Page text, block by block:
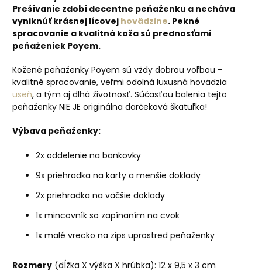
Prešívanie zdobí decentne peňaženku a necháva
vyniknúť krásnej lícovej hovädzine. Pekné
spracovanie a kvalitná koža sú prednosťami
peňaženiek Poyem.
Kožené peňaženky Poyem sú vždy dobrou voľbou –
kvalitné spracovanie, veľmi odolná luxusná hovädzia
useň, a tým aj dlhá životnosť. Súčasťou balenia tejto
peňaženky NIE JE originálna darčeková škatuľka!
Výbava peňaženky:
2x oddelenie na bankovky
9x priehradka na karty a menšie doklady
2x priehradka na väčšie doklady
1x mincovník so zapínaním na cvok
1x malé vrecko na zips uprostred peňaženky
Rozmery (dĺžka X výška X hrúbka): 12 x 9,5 x 3 cm